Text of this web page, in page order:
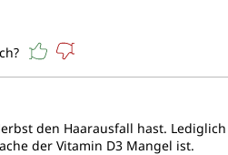
den Haarausfall hast.
der Vitamin D3 Mangel ist.